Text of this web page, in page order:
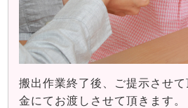
搬出作業終了後、ご提示させ
金にてお渡しさせて頂きます。